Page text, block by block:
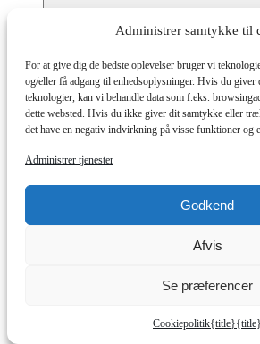
Administrer samtykke til
For at give dig de bedste oplevelser bruger vi
og/eller få adgang til enhedsoplysninger. Hvis du giver
teknologier, kan vi behandle data som f.eks.
dette websted. Hvis du ikke giver dit samtykke eller
det have en negativ indvirkning på visse funktioner og
Administrer tjenester
Godkend
Afvis
Se præferencer
Cookiepolitik{title}{title}
Check-in, kontortid og numre
Bambusa Fundraising
Visum til Danmark
Åbningsceremoni
Aktiviteter
Uge program
Turist
Medie akkreditering
Nyheder